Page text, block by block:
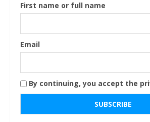
First name or full name
Email
By continuing, you accept the